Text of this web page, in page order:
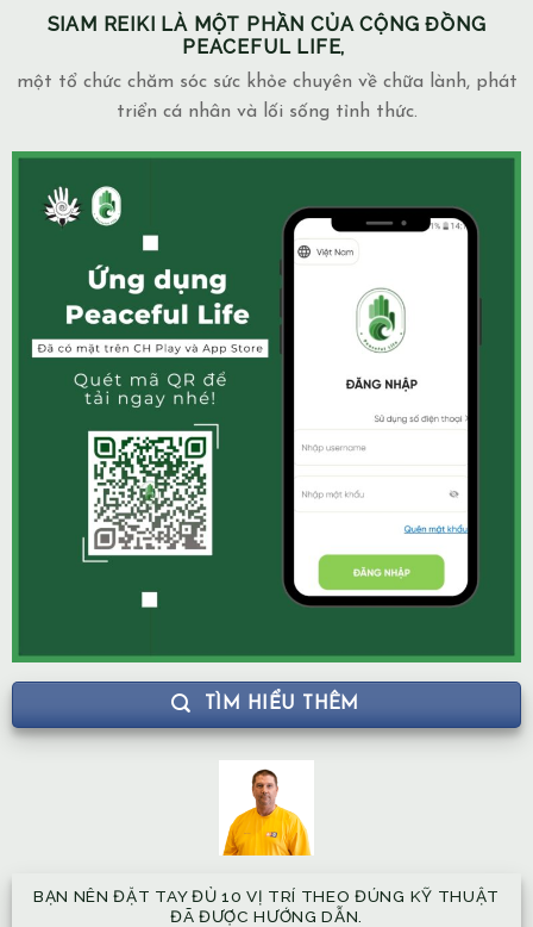
SIAM REIKI LÀ MỘT PHẦN CỦA CỘNG ĐỒNG
PEACEFUL LIFE,
một tổ chức chăm sóc sức khỏe chuyên về chữa lành, phát
triển cá nhân và lối sống tỉnh thức.
TÌM HIỂU THÊM
BẠN NÊN ĐẶT TAY ĐỦ 10 VỊ TRÍ THEO ĐÚNG KỸ THUẬT
ĐÃ ĐƯỢC HƯỚNG DẪN.